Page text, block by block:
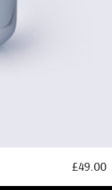
£49.00